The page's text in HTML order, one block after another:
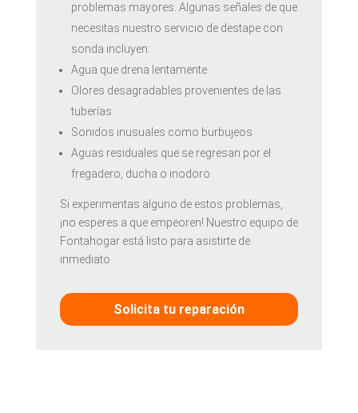
problemas mayores. Algunas señales de que
necesitas nuestro servicio de destape con
sonda incluyen:
Agua que drena lentamente
Olores desagradables provenientes de las
tuberías
Sonidos inusuales como burbujeos
Aguas residuales que se regresan por el
fregadero, ducha o inodoro
Si experimentas alguno de estos problemas,
¡no esperes a que empeoren! Nuestro equipo de
Fontahogar está listo para asistirte de
inmediato
Solicita tu reparación